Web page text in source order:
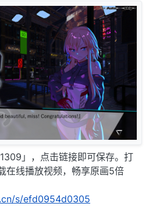
」，点击链接即可保存。打
在线播放视频，畅享原画5倍
s/efd0954d0305